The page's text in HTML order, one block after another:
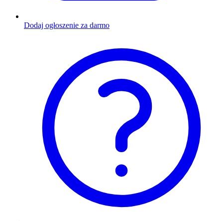
Dodaj ogłoszenie za darmo